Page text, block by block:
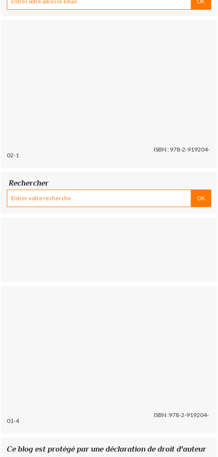
ISBN : 978-2-919204-
02-1
Rechercher
ISBN :978-2-919204-
01-4
Ce blog est protégé par une déclaration de droit d'auteur